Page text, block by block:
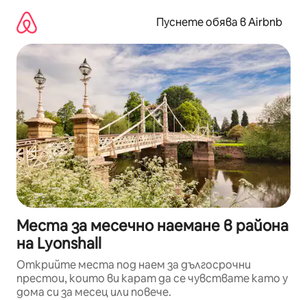
съдържанието
Пуснете обява в Airbnb
Места за месечно наемане в района
на Lyonshall
Открийте места под наем за дългосрочни
престои, които ви карат да се чувствате като у
дома си за месец или повече.